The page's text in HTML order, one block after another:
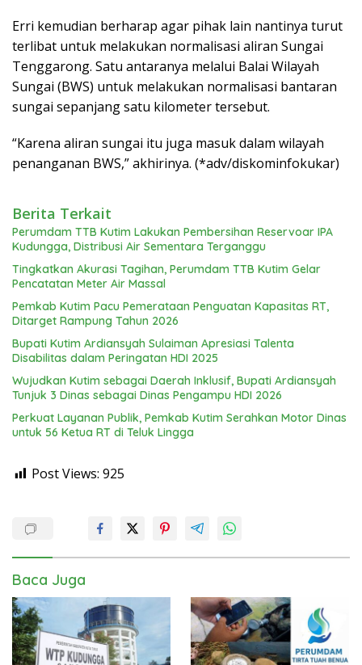
Erri kemudian berharap agar pihak lain nantinya turut
terlibat untuk melakukan normalisasi aliran Sungai
Tenggarong. Satu antaranya melalui Balai Wilayah
Sungai (BWS) untuk melakukan normalisasi bantaran
sungai sepanjang satu kilometer tersebut.
“Karena aliran sungai itu juga masuk dalam wilayah
penanganan BWS,” akhirinya. (*adv/diskominfokukar)
Berita Terkait
Perumdam TTB Kutim Lakukan Pembersihan Reservoar IPA
Kudungga, Distribusi Air Sementara Terganggu
Tingkatkan Akurasi Tagihan, Perumdam TTB Kutim Gelar
Pencatatan Meter Air Massal
Pemkab Kutim Pacu Pemerataan Penguatan Kapasitas RT,
Ditarget Rampung Tahun 2026
Bupati Kutim Ardiansyah Sulaiman Apresiasi Talenta
Disabilitas dalam Peringatan HDI 2025
Wujudkan Kutim sebagai Daerah Inklusif, Bupati Ardiansyah
Tunjuk 3 Dinas sebagai Dinas Pengampu HDI 2026
Perkuat Layanan Publik, Pemkab Kutim Serahkan Motor Dinas
untuk 56 Ketua RT di Teluk Lingga
Post Views: 925
Baca Juga